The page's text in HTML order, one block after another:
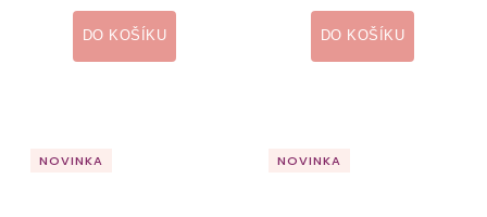
DO KOŠÍKU DO KOŠÍKU
NOVINKA NOVINKA